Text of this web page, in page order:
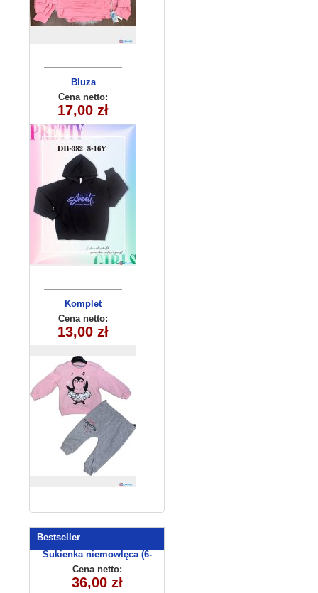
Bluza
dziecięca
290525-DB382
(8-16) 10szt
Cena netto:
17,00 zł
Komplet
niemowlęcy
(6-18) 4szt
Cena netto:
13,00 zł
Bestseller
Sukienka niemowlęca (6-
36msc) C3009-1
Cena netto:
36,00 zł